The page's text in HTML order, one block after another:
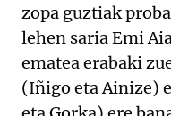
zopa guztiak
lehen saria Emi
ematea erabaki
(Iñigo eta Ainize)